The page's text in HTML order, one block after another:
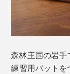
森林王国の岩
練習用バット